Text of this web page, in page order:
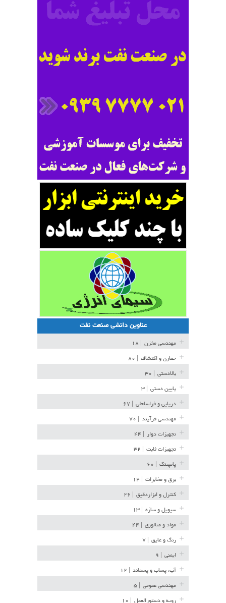
عناوین دانشی صنعت نفت
مهندسی مخزن
حفاری و اکتشاف
بالادستی
پایین دستی
دریایی و فراساحلی
مهندسی فرآیند
تجهیزات دوار
تجهیزات ثابت
پایپینگ
برق و مخابرات
کنترل و ابزاردقیق
سیویل و سازه
مواد و متالوژی
رنگ و عایق
ایمنی
آب، پساب و پسماند
مهندسی عمومی
رویه و دستورالعمل